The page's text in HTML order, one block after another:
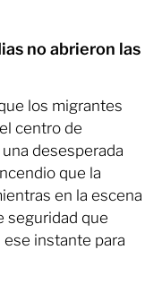
no abrieron las
los migrantes
centro de
desesperada
que la
en la escena
seguridad que
instante para